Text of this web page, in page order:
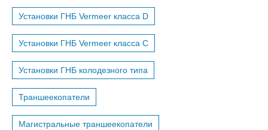
Установки ГНБ Vermeer класса D
Установки ГНБ Vermeer класса С
Установки ГНБ колодезного типа
Траншеекопатели
Магистральные траншеекопатели